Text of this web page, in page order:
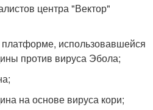
центра "Вектор"
использовавшейся
против вируса Эбола;
на основе вируса кори;